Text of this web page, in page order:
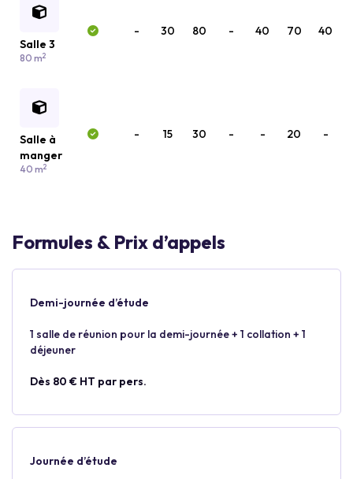
Salle 3
80 m2
- 30 80 - 40 70 40
Salle à
manger
40 m2
- 15 30 - - 20 -
Formules & Prix d’appels
Demi-journée d’étude
1 salle de réunion pour la demi-journée + 1 collation + 1
déjeuner
Dès 80 € HT par pers.
Journée d’étude